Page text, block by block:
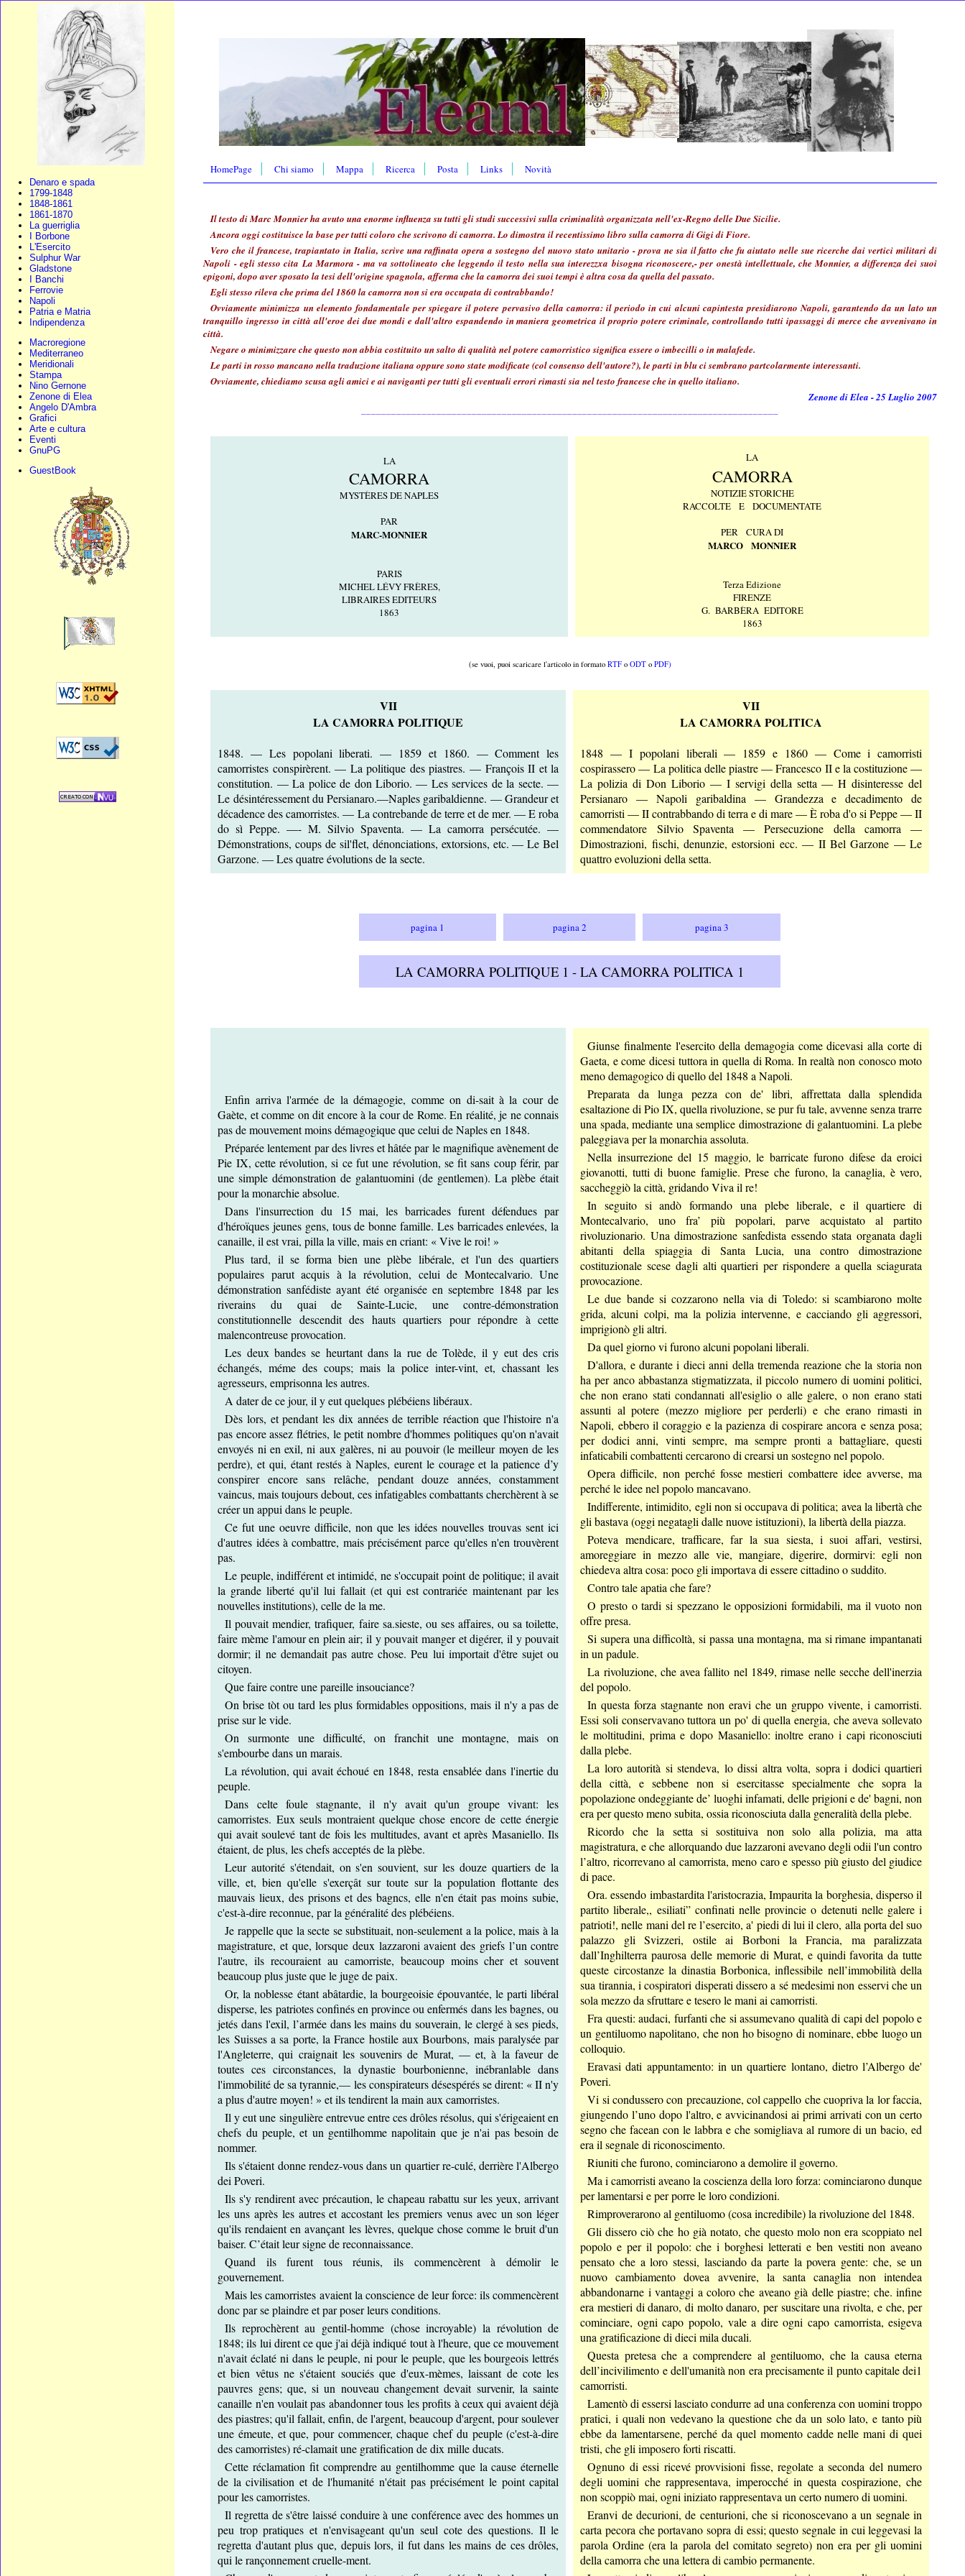
Denaro e spada
1799-1848
1848-1861
1861-1870
La guerriglia
I Borbone
L'Esercito
Sulphur War
Gladstone
I Banchi
Ferrovie
Napoli
Patria e Matria
Indipendenza
Macroregione
Mediterraneo
Meridionali
Stampa
Nino Gernone
Zenone di Elea
Angelo D'Ambra
Grafici
Arte e cultura
Eventi
GnuPG
GuestBook
HomePage Chi siamo Mappa Ricerca Posta Links Novità
Il testo di Marc Monnier ha avuto una enorme influenza su tutti gli studi successivi sulla criminalità organizzata nell'ex-Regno delle Due Sicilie.
Ancora oggi costituisce la base per tutti coloro che scrivono di camorra. Lo dimostra il recentissimo libro sulla camorra di Gigi di Fiore.
Vero che il francese, trapiantato in Italia, scrive una raffinata opera a sostegno del nuovo stato unitario - prova ne sia il fatto che fu aiutato nelle sue ricerche dai vertici militari di
Napoli - egli stesso cita La Marmora - ma va sottolineato che leggendo il testo nella sua interezzxa bisogna riconoscere,- per onestà intellettuale, che Monnier, a differenza dei suoi
epigoni, dopo aver sposato la tesi dell'origine spagnola, afferma che la camorra dei suoi tempi è altra cosa da quella del passato.
Egli stesso rileva che prima del 1860 la camorra non si era occupata di contrabbando!
Ovviamente minimizza un elemento fondamentale per spiegare il potere pervasivo della camorra: il periodo in cui alcuni capintesta presidiarono Napoli, garantendo da un lato un
tranquillo ingresso in città all'eroe dei due mondi e dall'altro espandendo in maniera geometrica il proprio potere criminale, controllando tutti ipassaggi di merce che avvenivano in
città.
Negare o minimizzare che questo non abbia costituito un salto di qualità nel potere camorristico significa essere o imbecilli o in malafede.
Le parti in rosso mancano nella traduzione italiana oppure sono state modificate (col consenso dell'autore?), le parti in blu ci sembrano partcolarmente interessanti.
Ovviamente, chiediamo scusa agli amici e ai naviganti per tutti gli eventuali errori rimasti sia nel testo francese che in quello italiano.
Zenone di Elea - 25 Luglio 2007
LA
CAMORRA
MYSTÈRES DE NAPLES
PAR
MARC-MONNIER
PARIS
MICHEL LÉVY FRÈRES,
LIBRAIRES EDITEURS
1863
LA
CAMORRA
NOTIZIE STORICHE
RACCOLTE E DOCUMENTATE
PER CURA DI
MARCO MONNIER
Terza Edizione
FIRENZE
G. BARBÈRA EDITORE
1863
(se vuoi, puoi scaricare l'articolo in formato RTFo ODTo PDF)
VII
LA CAMORRA POLITIQUE
1848. — Les popolani liberati. — 1859 et 1860. — Comment les
camorristes conspirèrent. — La politique des piastres. — François II et la
constitution. — La police de don Liborio. — Les services de la secte. —
Le désintéressement du Persianaro.—Naples garibaldienne. — Grandeur et
décadence des camorristes. — La contrebande de terre et de mer. — E roba
do sì Peppe. —- M. Silvio Spaventa. — La camorra persécutée. —
Démonstrations, coups de sil'flet, dénonciations, extorsions, etc. — Le Bel
Garzone. — Les quatre évolutions de la secte.
VII
LA CAMORRA POLITICA
1848 — I popolani liberali — 1859 e 1860 — Come i camorristi
cospirassero — La politica delle piastre — Francesco II e la costituzione —
La polizia di Don Liborio — I servigi della setta — H disinteresse del
Persianaro — Napoli garibaldina — Grandezza e decadimento de
camorristi — II contrabbando di terra e di mare — È roba d'o si Peppe — II
commendatore Silvio Spaventa — Persecuzione della camorra —
Dimostrazioni, fischi, denunzie, estorsioni ecc. — II Bel Garzone — Le
quattro evoluzioni della setta.
pagina 1 pagina 2 pagina 3
LA CAMORRA POLITIQUE 1 - LA CAMORRA POLITICA 1
Enfin arriva l'armée de la démagogie, comme on di-sait à la cour de
Gaète, et comme on dit encore à la cour de Rome. En réalité, je ne connais
pas de mouvement moins démagogique que celui de Naples en 1848.
Préparée lentement par des livres et hâtée par le magnifique avènement de
Pie IX, cette révolution, si ce fut une révolution, se fit sans coup férir, par
une simple démonstration de galantuomini (de gentlemen). La plèbe était
pour la monarchie absolue.
Dans l'insurrection du 15 mai, les barricades furent défendues par
d'héroïques jeunes gens, tous de bonne famille. Les barricades enlevées, la
canaille, il est vrai, pilla la ville, mais en criant: « Vive le roi! »
Plus tard, il se forma bien une plèbe libérale, et l'un des quartiers
populaires parut acquis à la révolution, celui de Montecalvario. Une
démonstration sanfédiste ayant été organisée en septembre 1848 par les
riverains du quai de Sainte-Lucie, une contre-démonstration
constitutionnelle descendit des hauts quartiers pour répondre à cette
malencontreuse provocation.
Les deux bandes se heurtant dans la rue de Tolède, il y eut des cris
échangés, méme des coups; mais la police inter-vint, et, chassant les
agresseurs, emprisonna les autres.
A dater de ce jour, il y eut quelques plébéiens libéraux.
Dès lors, et pendant les dix années de terrible réaction que l'histoire n'a
pas encore assez flétries, le petit nombre d'hommes politiques qu'on n'avait
envoyés ni en exil, ni aux galères, ni au pouvoir (le meilleur moyen de les
perdre), et qui, étant restés à Naples, eurent le courage et la patience d’y
conspirer encore sans relâche, pendant douze années, constamment
vaincus, mais toujours debout, ces infatigables combattants cherchèrent à se
créer un appui dans le peuple.
Ce fut une oeuvre difficile, non que les idées nouvelles trouvas sent ici
d'autres idées à combattre, mais précisément parce qu'elles n'en trouvèrent
pas.
Le peuple, indifférent et intimidé, ne s'occupait point de politique; il avait
la grande liberté qu'il lui fallait (et qui est contrariée maintenant par les
nouvelles institutions), celle de la me.
Il pouvait mendier, trafiquer, faire sa.sieste, ou ses affaires, ou sa toilette,
faire mème l'amour en plein air; il y pouvait manger et digérer, il y pouvait
dormir; il ne demandait pas autre chose. Peu lui importait d'être sujet ou
citoyen.
Que faire contre une pareille insouciance?
On brise tòt ou tard les plus formidables oppositions, mais il n'y a pas de
prise sur le vide.
On surmonte une difficulté, on franchit une montagne, mais on
s'embourbe dans un marais.
La révolution, qui avait échoué en 1848, resta ensablée dans l'inertie du
peuple.
Dans celte foule stagnante, il n'y avait qu'un groupe vivant: les
camorristes. Eux seuls montraient quelque chose encore de cette énergie
qui avait soulevé tant de fois les multitudes, avant et après Masaniello. Ils
étaient, de plus, les chefs acceptés de la plèbe.
Leur autorité s'étendait, on s'en souvient, sur les douze quartiers de la
ville, et, bien qu'elle s'exerçât sur toute sur la population flottante des
mauvais lieux, des prisons et des bagncs, elle n'en était pas moins subie,
c'est-à-dire reconnue, par la généralité des plébéiens.
Je rappelle que la secte se substituait, non-seulement a la police, mais à la
magistrature, et que, lorsque deux lazzaroni avaient des griefs l’un contre
l'autre, ils recouraient au camorriste, beaucoup moins cher et souvent
beaucoup plus juste que le juge de paix.
Or, la noblesse étant abâtardie, la bourgeoisie épouvantée, le parti libéral
disperse, les patriotes confinés en province ou enfermés dans les bagnes, ou
jetés dans l'exil, l’armée dans les mains du souverain, le clergé à ses pieds,
les Suisses a sa porte, la France hostile aux Bourbons, mais paralysée par
l'Angleterre, qui craignait les souvenirs de Murat, — et, à la faveur de
toutes ces circonstances, la dynastie bourbonienne, inébranlable dans
l'immobilité de sa tyrannie,— les conspirateurs désespérés se dirent: « II n'y
a plus d'autre moyen! » et ils tendirent la main aux camorristes.
Il y eut une singulière entrevue entre ces drôles résolus, qui s'érigeaient en
chefs du peuple, et un gentilhomme napolitain que je n'ai pas besoin de
nommer.
Ils s'étaient donne rendez-vous dans un quartier re-culé, derrière l'Albergo
dei Poveri.
Ils s'y rendirent avec précaution, le chapeau rabattu sur les yeux, arrivant
les uns après les autres et accostant les premiers venus avec un son léger
qu'ils rendaient en avançant les lèvres, quelque chose comme le bruit d'un
baiser. C’était leur signe de reconnaissance.
Quand ils furent tous réunis, ils commencèrent à démolir le
gouvernement.
Mais les camorristes avaient la conscience de leur force: ils commencèrent
donc par se plaindre et par poser leurs conditions.
Ils reprochèrent au gentil-homme (chose incroyable) la révolution de
1848; ils lui dirent ce que j'ai déjà indiqué tout à l'heure, que ce mouvement
n'avait éclaté ni dans le peuple, ni pour le peuple, que les bourgeois lettrés
et bien vêtus ne s'étaient souciés que d'eux-mèmes, laissant de cote les
pauvres gens; que, si un nouveau changement devait survenir, la sainte
canaille n'en voulait pas abandonner tous les profits à ceux qui avaient déjà
des piastres; qu'il fallait, enfin, de l'argent, beaucoup d'argent, pour soulever
une émeute, et que, pour commencer, chaque chef du peuple (c'est-à-dire
des camorristes) ré-clamait une gratification de dix mille ducats.
Cette réclamation fit comprendre au gentilhomme que la cause éternelle
de la civilisation et de l'humanité n'était pas précisément le point capital
pour les camorristes.
Il regretta de s'être laissé conduire à une conférence avec des hommes un
peu trop pratiques et n'envisageant qu'un seul cote des questions. Il le
regretta d'autant plus que, depuis lors, il fut dans les mains de ces drôles,
qui le rançonnement cruelle-ment.
Giunse finalmente l'esercito della demagogia come dicevasi alla corte di
Gaeta, e come dicesi tuttora in quella di Roma. In realtà non conosco moto
meno demagogico di quello del 1848 a Napoli.
Preparata da lunga pezza con de' libri, affrettata dalla splendida
esaltazione di Pio IX, quella rivoluzione, se pur fu tale, avvenne senza trarre
una spada, mediante una semplice dimostrazione di galantuomini. La plebe
paleggiava per la monarchia assoluta.
Nella insurrezione del 15 maggio, le barricate furono difese da eroici
giovanotti, tutti di buone famiglie. Prese che furono, la canaglia, è vero,
saccheggiò la città, gridando Viva il re!
In seguito si andò formando una plebe liberale, e il quartiere di
Montecalvario, uno fra’ più popolari, parve acquistato al partito
rivoluzionario. Una dimostrazione sanfedista essendo stata organata dagli
abitanti della spiaggia di Santa Lucia, una contro dimostrazione
costituzionale scese dagli alti quartieri per rispondere a quella sciagurata
provocazione.
Le due bande si cozzarono nella via di Toledo: si scambiarono molte
grida, alcuni colpi, ma la polizia intervenne, e cacciando gli aggressori,
imprigionò gli altri.
Da quel giorno vi furono alcuni popolani liberali.
D'allora, e durante i dieci anni della tremenda reazione che la storia non
ha per anco abbastanza stigmatizzata, il piccolo numero di uomini politici,
che non erano stati condannati all'esiglio o alle galere, o non erano stati
assunti al potere (mezzo migliore per perderli) e che erano rimasti in
Napoli, ebbero il coraggio e la pazienza di cospirare ancora e senza posa;
per dodici anni, vinti sempre, ma sempre pronti a battagliare, questi
infaticabili combattenti cercarono di crearsi un sostegno nel popolo.
Opera difficile, non perché fosse mestieri combattere idee avverse, ma
perché le idee nel popolo mancavano.
Indifferente, intimidito, egli non si occupava di politica; avea la libertà che
gli bastava (oggi negatagli dalle nuove istituzioni), la libertà della piazza.
Poteva mendicare, trafficare, far la sua siesta, i suoi affari, vestirsi,
amoreggiare in mezzo alle vie, mangiare, digerire, dormirvi: egli non
chiedeva altra cosa: poco gli importava di essere cittadino o suddito.
Contro tale apatia che fare?
O presto o tardi si spezzano le opposizioni formidabili, ma il vuoto non
offre presa.
Si supera una difficoltà, si passa una montagna, ma si rimane impantanati
in un padule.
La rivoluzione, che avea fallito nel 1849, rimase nelle secche dell'inerzia
del popolo.
In questa forza stagnante non eravi che un gruppo vivente, i camorristi.
Essi soli conservavano tuttora un po' di quella energia, che aveva sollevato
le moltitudini, prima e dopo Masaniello: inoltre erano i capi riconosciuti
dalla plebe.
La loro autorità si stendeva, lo dissi altra volta, sopra i dodici quartieri
della città, e sebbene non si esercitasse specialmente che sopra la
popolazione ondeggiante de’ luoghi infamati, delle prigioni e de' bagni, non
era per questo meno subita, ossia riconosciuta dalla generalità della plebe.
Ricordo che la setta si sostituiva non solo alla polizia, ma atta
magistratura, e che allorquando due lazzaroni avevano degli odii l'un contro
l’altro, ricorrevano al camorrista, meno caro e spesso più giusto del giudice
di pace.
Ora. essendo imbastardita l'aristocrazia, Impaurita la borghesia, disperso il
partito liberale,, esiliati” confinati nelle provincie o detenuti nelle galere i
patrioti!, nelle mani del re l’esercito, a' piedi di lui il clero, alla porta del suo
palazzo gli Svizzeri, ostile ai Borboni la Francia, ma paralizzata
dall’Inghilterra paurosa delle memorie di Murat, e quindi favorita da tutte
queste circostanze la dinastia Borbonica, inflessibile nell’immobilità della
sua tirannia, i cospiratori disperati dissero a sé medesimi non esservi che un
sola mezzo da sfruttare e tesero le mani ai camorristi.
Fra questi: audaci, furfanti che si assumevano qualità di capi del popolo e
un gentiluomo napolitano, che non ho bisogno di nominare, ebbe luogo un
colloquio.
Eravasi dati appuntamento: in un quartiere lontano, dietro l’Albergo de'
Poveri.
Vi si condussero con precauzione, col cappello che cuopriva la lor faccia,
giungendo l’uno dopo l'altro, e avvicinandosi ai primi arrivati con un certo
segno che facean con le labbra e che somigliava al rumore di un bacio, ed
era il segnale di riconoscimento.
Riuniti che furono, cominciarono a demolire il governo.
Ma i camorristi aveano la coscienza della loro forza: cominciarono dunque
per lamentarsi e per porre le loro condizioni.
Rimproverarono al gentiluomo (cosa incredibile) la rivoluzione del 1848.
Gli dissero ciò che ho già notato, che questo molo non era scoppiato nel
popolo e per il popolo: che i borghesi letterati e ben vestiti non aveano
pensato che a loro stessi, lasciando da parte la povera gente: che, se un
nuovo cambiamento dovea avvenire, la santa canaglia non intendea
abbandonarne i vantaggi a coloro che aveano già delle piastre; che. infine
era mestieri di danaro, di molto danaro, per suscitare una rivolta, e che, per
cominciare, ogni capo popolo, vale a dire ogni capo camorrista, esigeva
una gratificazione di dieci mila ducali.
Questa pretesa che a comprendere al gentiluomo, che la causa eterna
dell’incivilimento e dell'umanità non era precisamente il punto capitale dei1
camorristi.
Lamentò di essersi lasciato condurre ad una conferenza con uomini troppo
pratici, i quali non vedevano la questione che da un solo lato, e tanto più
ebbe da lamentarsene, perché da quel momento cadde nelle mani di quei
tristi, che gli imposero forti riscatti.
Ognuno di essi ricevé provvisioni fisse, regolate a seconda del numero
degli uomini che rappresentava, imperocché in questa cospirazione, che
non scoppiò mai, ogni iniziato rappresentava un certo numero di uomini.
Eranvi de decurioni, de centurioni, che si riconoscevano a un segnale in
carta pecora che portavano sopra di essi; questo segnale in cui leggevasi la
parola Ordine (era la parola del comitato segreto) non era per gli uomini
della camorra che una lettera di cambio permanente.